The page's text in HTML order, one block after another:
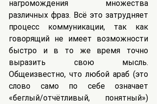
нагромождения множества
различных фраз. Всё это затрудняет
процесс коммуникации, так как
говорящий не имеет возможности
быстро и в то же время точно
выразить свою мысль.
Общеизвестно, что любой араб (это
слово само по себе означает
«беглый/отчётливый, понятный»)